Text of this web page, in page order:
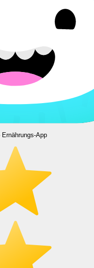
Ernährungs-App